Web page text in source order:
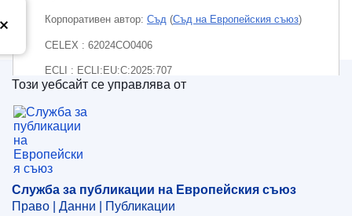
Корпоративен aвтор: Съд (Съд на Европейския съюз)
CELEX : 62024CO0406
ECLI : ECLI:EU:C:2025:707
Служба за публикации на Европейския съюз
Този уебсайт се управлява от
Служба за публикации на Европейския съюз
Право | Данни | Публикации